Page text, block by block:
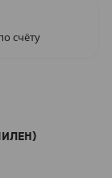
счёту